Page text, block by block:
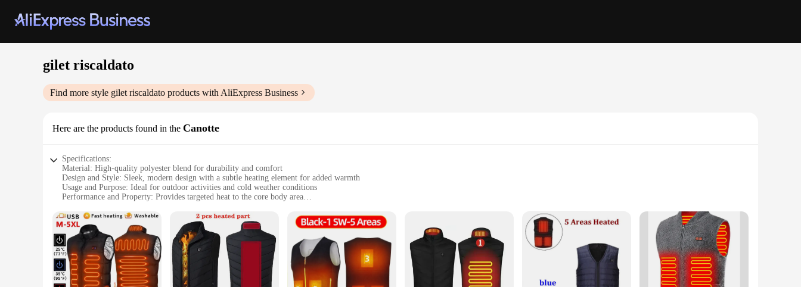
gilet riscaldato
Find more style gilet riscaldato products with AliExpress Business
Here are the products found in the Canotte
Specifications:
Material: High-quality polyester blend for durability and comfort
Design and Style: Sleek, modern design with a subtle heating element for added warmth
Usage and Purpose: Ideal for outdoor activities and cold weather conditions
Performance and Property: Provides targeted heat to the core body area
Applicable People: Suitable for both men and women seeking extra warmth in cooler climates
Features:
**Enhanced Comfort for the Outdoors**
The gilet riscaldato is a versatile piece of clothing designed to keep you warm without compromising on style. Crafted from a premium polyester blend, this gilet offers a soft touch and enduring
durability, making it a reliable choice for various outdoor activities. Its modern design ensures that it can be seamlessly integrated into your wardrobe, while the subtle heating element provides
targeted warmth to the core body area, keeping you cozy during chilly days.